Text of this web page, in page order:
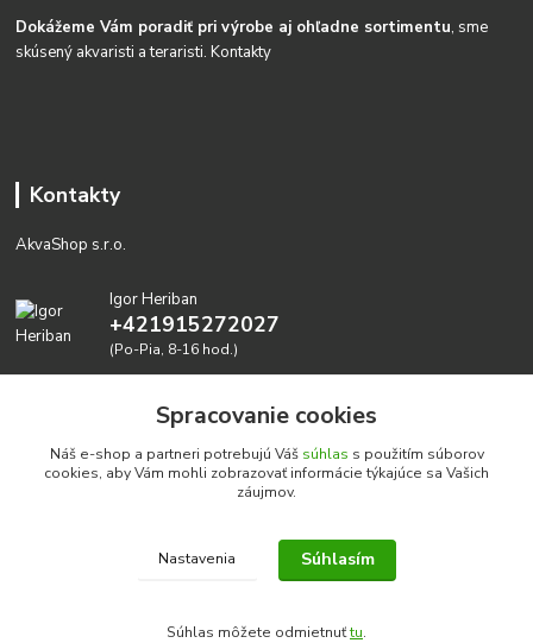
Dokážeme Vám poradiť pri výrobe aj ohľadne sortimentu, sme
skúsený akvaristi a teraristi.Kontakty
Kontakty
AkvaShop s.r.o.
Igor Heriban
+421915272027
(Po-Pia, 8-16 hod.)
Realizujeme prírodné akvária: AkvaShop s.r.o. • IBAN:
SK3911000000002947087849
Spracovanie cookies
Náš e-shop a partneri potrebujú Váš súhlas s použitím súborov
cookies, aby Vám mohli zobrazovať informácie týkajúce sa Vašich
záujmov.
Nastavenia Súhlasím
Súhlas môžete odmietnuťtu.